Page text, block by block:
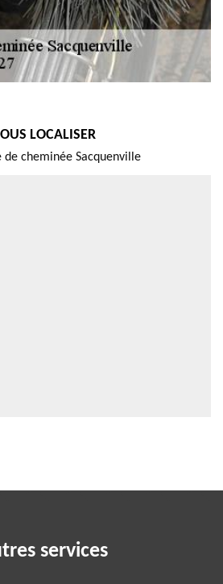
LOCALISER
de cheminée Sacquenville
services